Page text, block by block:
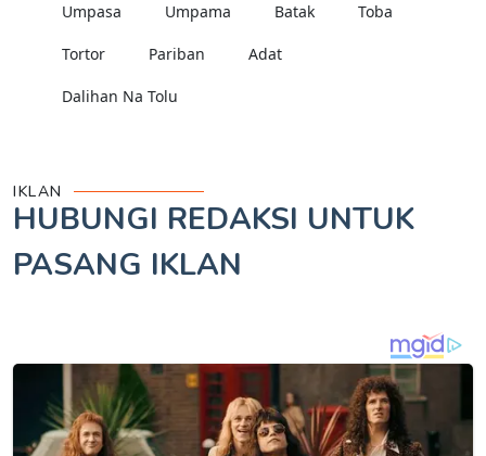
Umpasa Umpama Batak Toba
Tortor Pariban Adat
Dalihan Na Tolu
IKLAN
HUBUNGI REDAKSI UNTUK
PASANG IKLAN